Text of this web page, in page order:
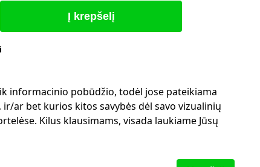
Į krepšelį
informacinio pobūdžio, todėl jose pateikiama
ar bet kurios kitos savybės dėl savo vizualinių
Kilus klausimams, visada laukiame Jūsų